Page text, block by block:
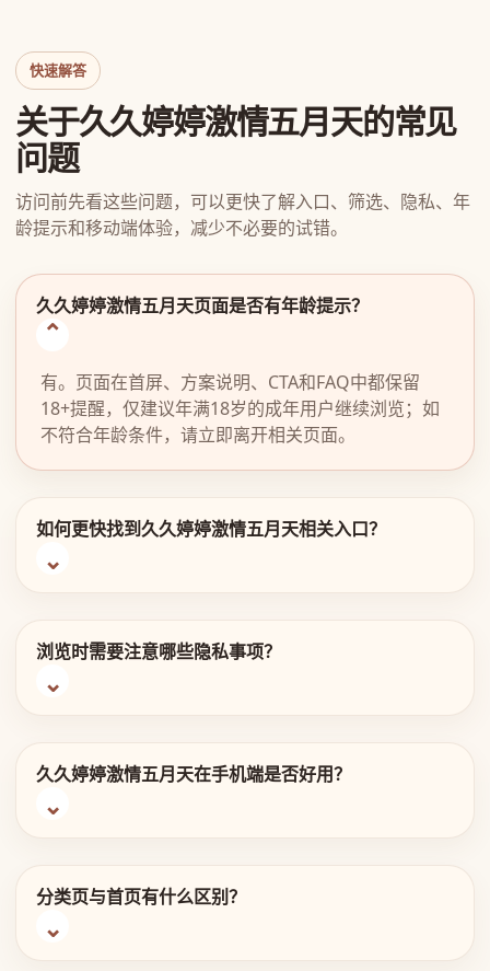
快速解答
关于久久婷婷激情五月天的常见
问题
访问前先看这些问题，可以更快了解入口、筛选、隐私、年
龄提示和移动端体验，减少不必要的试错。
久久婷婷激情五月天页面是否有年龄提示？
有。页面在首屏、方案说明、CTA和FAQ中都保留
18+提醒，仅建议年满18岁的成年用户继续浏览；如
不符合年龄条件，请立即离开相关页面。
如何更快找到久久婷婷激情五月天相关入口？
浏览时需要注意哪些隐私事项？
久久婷婷激情五月天在手机端是否好用？
分类页与首页有什么区别？